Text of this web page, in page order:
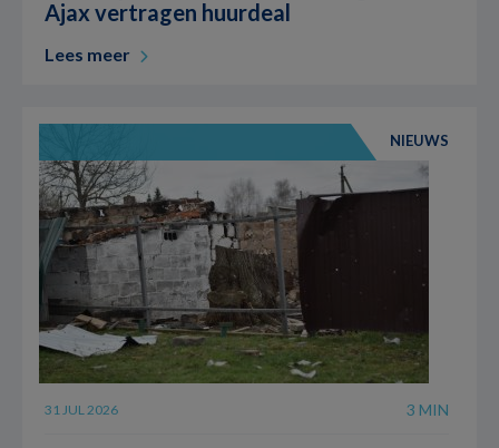
Ajax vertragen huurdeal
Lees meer
NIEUWS
31 JUL 2026 3 MIN